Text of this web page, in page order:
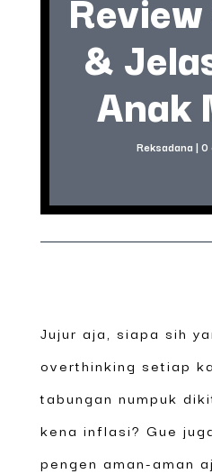
&
Anak
Reksadana | 0
Jujur aja, siapa sih
overthinking setiap
tabungan numpuk
kena inflasi? Gue
pengen aman-aman